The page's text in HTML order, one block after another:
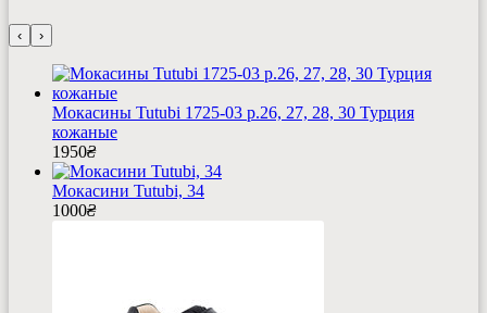
‹ ›
Мокасины Tutubi 1725-03 р.26, 27, 28, 30 Турция
кожаные
1950₴
Мокасини Tutubi, 34
1000₴